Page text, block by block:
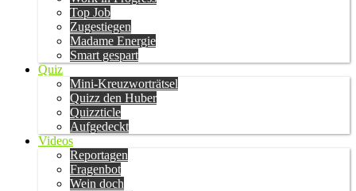
Top Job
Zugestiegen
Madame Energie
Smart gespart
Quiz
Mini-Kreuzworträtsel
Quizz den Huber
Quizzticle
Aufgedeckt
Videos
Reportagen
Fragenbot
Wein doch